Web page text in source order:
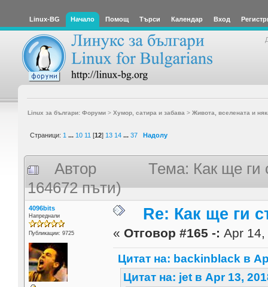
Linux-BG Начало Помощ Търси Календар Вход
Linux за българи: Форуми> Хумор, сатира и забава > Живота, вселената и
Страници: 1 ... 10 11 [12] 13 14 ... 37 Надолу
Автор
Тема: Как ще ги
164672 пъти)
4096bits
Напреднали
Публикации: 9725
Re: Как ще ги
« Отговор #165 -: Apr
Цитат на: backinblack в
Цитат на: jet в Apr 13,